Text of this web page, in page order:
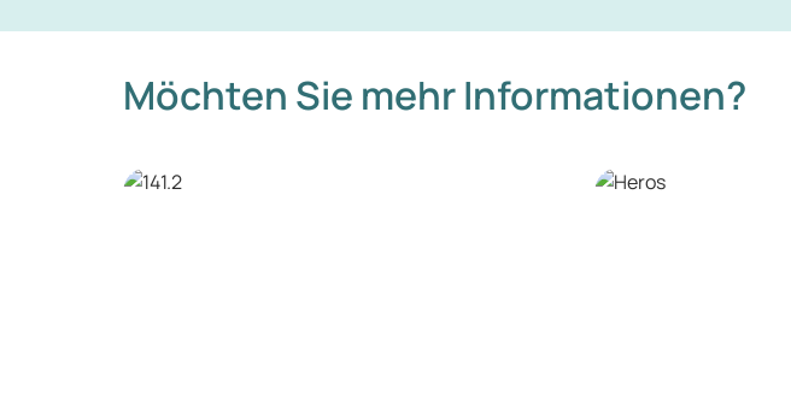
Möchten Sie mehr Informationen?